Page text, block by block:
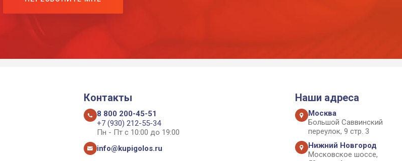
Контакты
8 800 200-45-51
+7 (930) 212-55-34
Пн - Пт с 10:00 до 19:00
info@kupigolos.ru
Наши адреса
Москва
Большой Саввинский
переулок, 9 стр. 3
Нижний Новгород
Московское шоссе,